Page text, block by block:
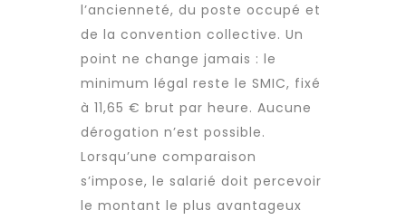
l’ancienneté, du poste occupé et
de la convention collective. Un
point ne change jamais : le
minimum légal reste le SMIC, fixé
à 11,65 € brut par heure. Aucune
dérogation n’est possible.
Lorsqu’une comparaison
s’impose, le salarié doit percevoir
le montant le plus avantageux